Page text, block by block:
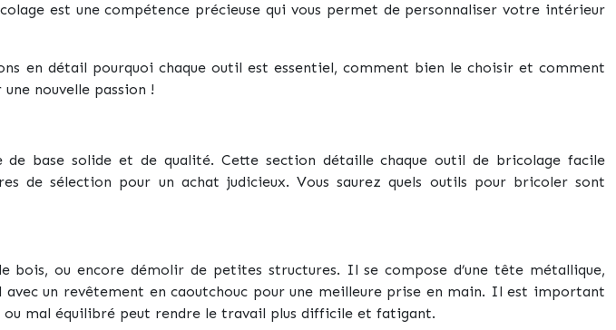
est une compétence précieuse qui vous permet de personnaliser votre intérieur
en détail pourquoi chaque outil est essentiel, comment bien le choisir et comment
nouvelle passion !
base solide et de qualité. Cette section détaille chaque outil de bricolage facile
de sélection pour un achat judicieux. Vous saurez quels outils pour bricoler sont
ou encore démolir de petites structures. Il se compose d’une tête métallique,
un revêtement en caoutchouc pour une meilleure prise en main. Il est important
mal équilibré peut rendre le travail plus difficile et fatigant.